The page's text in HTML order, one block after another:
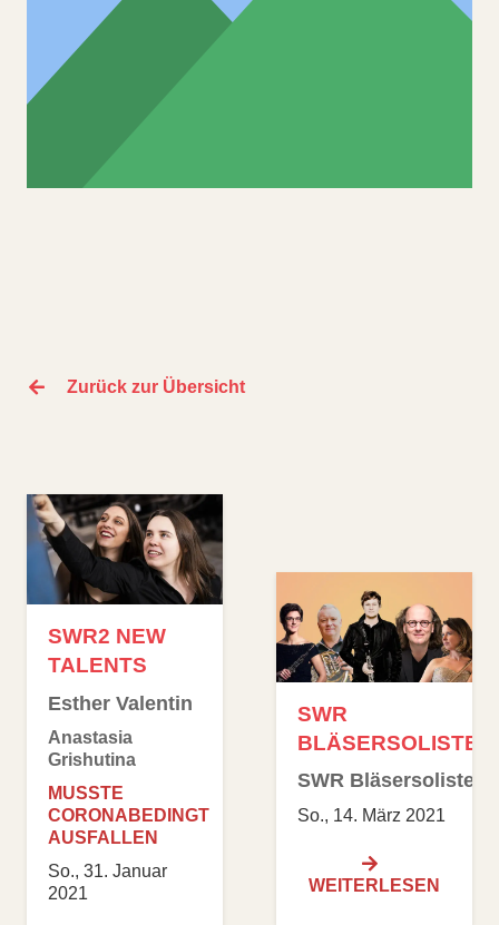
Zurück zur Übersicht
SWR2 NEW
TALENTS
Esther Valentin
Anastasia
Grishutina
MUSSTE
CORONABEDINGT
AUSFALLEN
So., 31. Januar
2021
SWR
BLÄSERSOLISTEN
SWR Bläsersolisten
So., 14. März 2021
WEITERLESEN